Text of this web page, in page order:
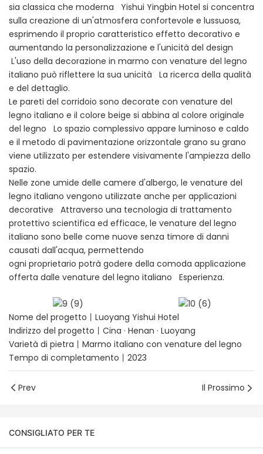
sia classica che moderna Yishui Yingbin Hotel si concentra
sulla creazione di un'atmosfera confortevole e lussuosa,
esprimendo il proprio caratteristico effetto decorativo e
aumentando la personalizzazione e l'unicità del design
L'uso della decorazione in marmo con venature del legno
italiano può riflettere la sua unicità La ricerca della qualità
e del dettaglio.
Le pareti del corridoio sono decorate con venature del
legno italiano e il colore beige si abbina al colore originale
del legno Lo spazio complessivo appare luminoso e caldo
e il metodo di pavimentazione orizzontale grano su grano
viene utilizzato per estendere visivamente l'ampiezza dello
spazio.
Nelle zone umide delle camere d'albergo, le venature del
legno italiano vengono utilizzate anche per applicazioni
decorative Attraverso una tecnologia di trattamento
protettivo scientifica ed efficace, le venature del legno
italiano sono belle come nuove senza timore di danni
causati dall'acqua, permettendo
ogni proprietario potrà godere della comoda applicazione
offerta dalle venature del legno italiano Esperienza.
Nome del progetto丨Luoyang Yishui Hotel
Indirizzo del progetto丨Cina · Henan · Luoyang
Varietà di pietra丨Marmo italiano con venature del legno
Tempo di completamento丨2023
Prev Il Prossimo
CONSIGLIATO PER TE